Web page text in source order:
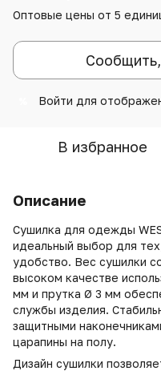
Оптовые цены от 5
Войти для
В избранное
Описание
Сушилка для одежды
идеальный выбор для
удобство. Вес сушилки
высоком качестве
мм и прутка Ø 3 мм
службы изделия.
защитными
царапины на полу.
Дизайн сушилки